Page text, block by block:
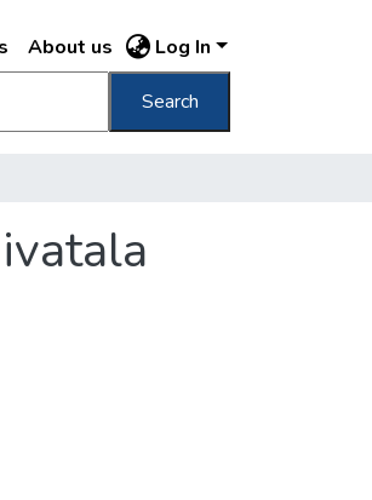
About us Log In
Search